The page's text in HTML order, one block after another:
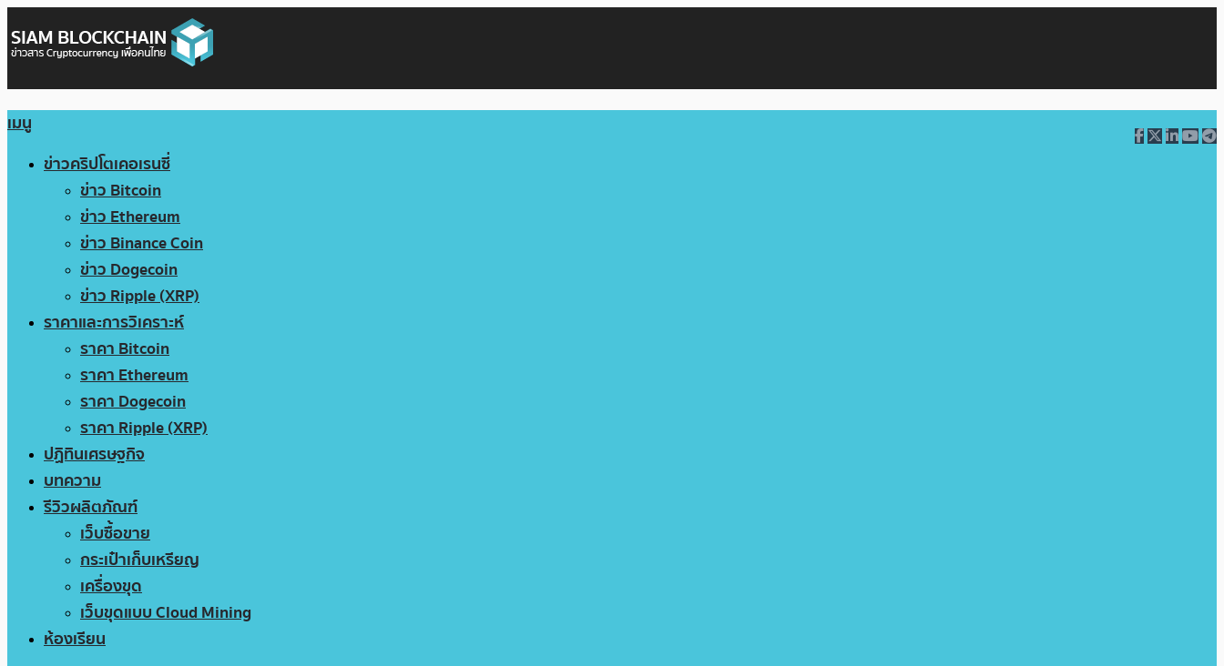
เมนู
ข่าวคริปโตเคอเรนซี่
ข่าว Bitcoin
ข่าว Ethereum
ข่าว Binance Coin
ข่าว Dogecoin
ข่าว Ripple (XRP)
ราคาและการวิเคราะห์
ราคา Bitcoin
ราคา Ethereum
ราคา Dogecoin
ราคา Ripple (XRP)
ปฏิทินเศรษฐกิจ
บทความ
รีวิวผลิตภัณฑ์
เว็บซื้อขาย
กระเป๋าเก็บเหรียญ
เครื่องขุด
เว็บขุดแบบ Cloud Mining
ห้องเรียน